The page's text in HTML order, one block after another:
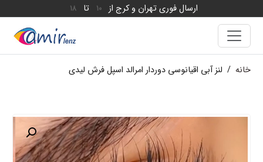
ارسال فوری تهران و کرج از 10 تا 18
خانه / لنز آبی اقیانوسی دوردار امرالد اسپل فرش لیدی